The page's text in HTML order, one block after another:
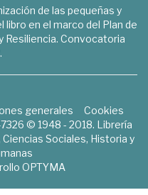
de las pequeñas y
en el marco del Plan de
Resiliencia. Convocatoria
generales
Cookies
© 1948 - 2018. Librería
Sociales, Historia y
OPTYMA